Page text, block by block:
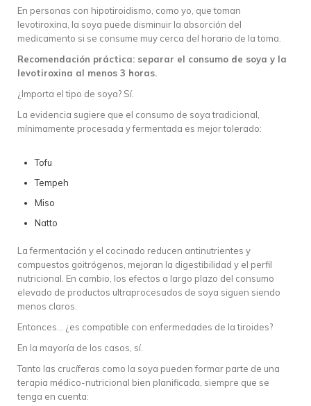
En personas con hipotiroidismo, como yo, que toman
levotiroxina, la soya puede disminuir la absorción del
medicamento si se consume muy cerca del horario de la toma.
Recomendación práctica: separar el consumo de soya y la
levotiroxina al menos 3 horas.
¿Importa el tipo de soya? Sí.
La evidencia sugiere que el consumo de soya tradicional,
mínimamente procesada y fermentada es mejor tolerado:
Tofu
Tempeh
Miso
Natto
La fermentación y el cocinado reducen antinutrientes y
compuestos goitrógenos, mejoran la digestibilidad y el perfil
nutricional. En cambio, los efectos a largo plazo del consumo
elevado de productos ultraprocesados de soya siguen siendo
menos claros.
Entonces… ¿es compatible con enfermedades de la tiroides?
En la mayoría de los casos, sí.
Tanto las crucíferas como la soya pueden formar parte de una
terapia médico-nutricional bien planificada, siempre que se
tenga en cuenta: